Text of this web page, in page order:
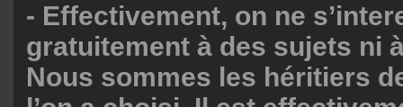
- Effectivement, on ne
gratuitement à des sujets ni
Nous sommes les héritiers